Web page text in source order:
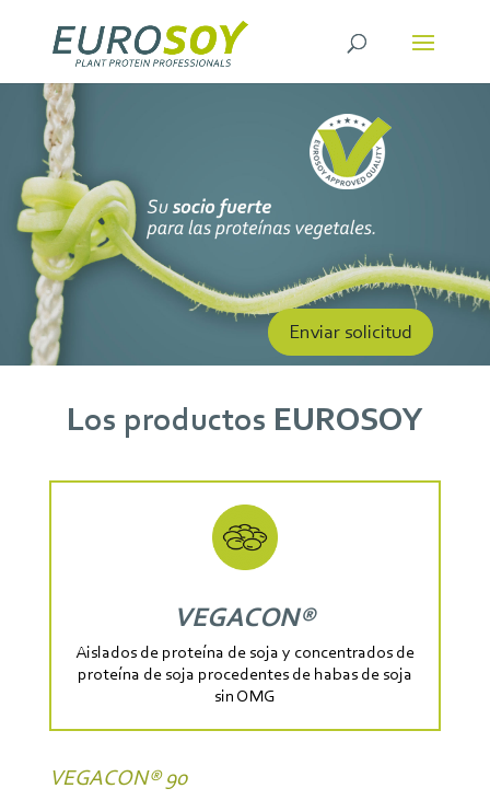
Enviar solicitud
Los productos EUROSOY
VEGACON®
Aislados de proteína de soja y concentrados de
proteína de soja procedentes de habas de soja
sin OMG
VEGACON® 90